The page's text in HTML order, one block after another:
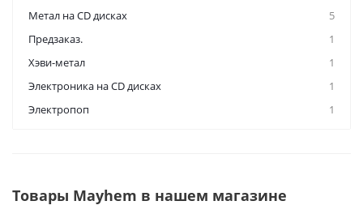
Метал на CD дисках
5
Предзаказ.
1
Хэви-метал
1
Электроника на CD дисках
1
Электропоп
1
Товары Mayhem в нашем магазине